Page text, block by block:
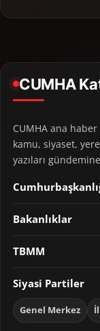
CUMHA
CUMHA ana
kamu, siyaset,
yazıları
Bakanlıklar
TBMM
Siyasi Partiler
Genel Merkez